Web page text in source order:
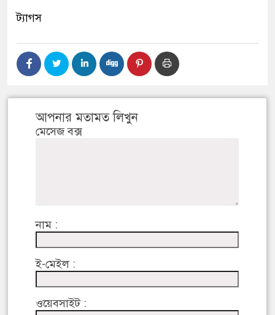
ট্যাগস
আপনার মতামত লিখুন
মেসেজ বক্স
নাম :
ই-মেইল :
ওয়েবসাইট :